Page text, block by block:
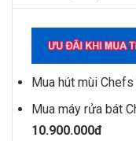
Mua hút mùi Chefs
Mua máy rửa bát
10.900.000đ